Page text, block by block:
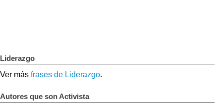
Liderazgo
Ver más frases de Liderazgo.
Autores que son Activista